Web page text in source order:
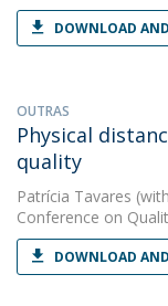
DOWNLOAD
OUTRAS
Physical
quality
Patrícia Tavares
Conference on
DOWNLOAD